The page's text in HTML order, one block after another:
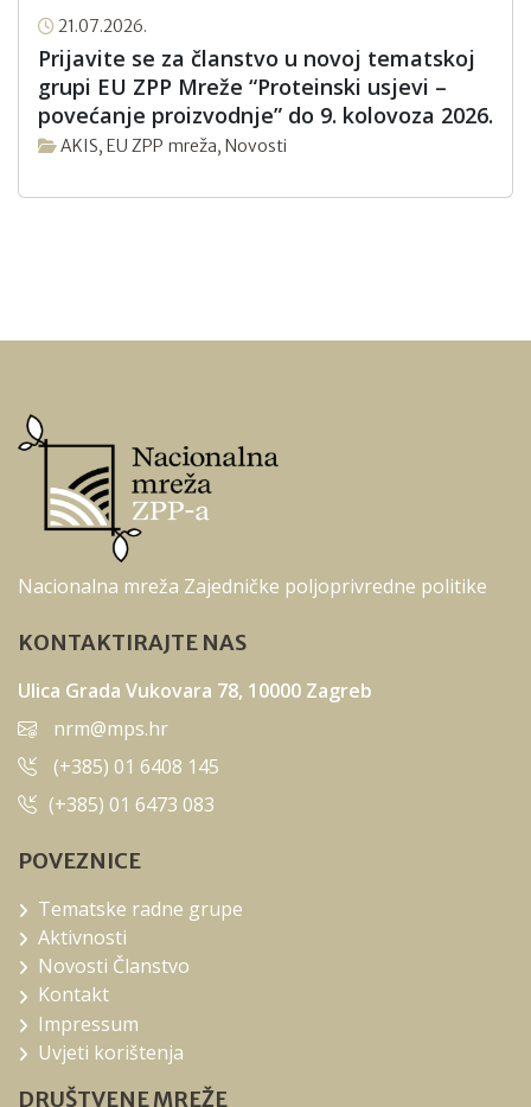
21.07.2026.
Prijavite se za članstvo u novoj tematskoj
grupi EU ZPP Mreže “Proteinski usjevi –
povećanje proizvodnje” do 9. kolovoza 2026.
AKIS, EU ZPP mreža, Novosti
Nacionalna mreža Zajedničke poljoprivredne politike
KONTAKTIRAJTE NAS
Ulica Grada Vukovara 78, 10000 Zagreb
nrm@mps.hr
(+385) 01 6408 145
(+385) 01 6473 083
POVEZNICE
Tematske radne grupe
Aktivnosti
Novosti Članstvo
Kontakt
Impressum
Uvjeti korištenja
DRUŠTVENE MREŽE